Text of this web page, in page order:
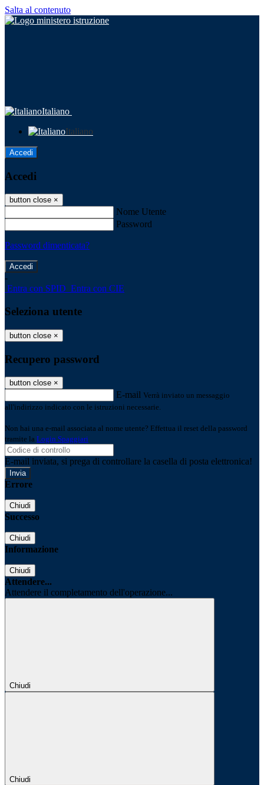
Salta al contenuto
Italiano
Italiano
Accedi
Accedi
button close ×
Nome Utente
Password
Password dimenticata?
-
Entra con SPID Entra con CIE
Seleziona utente
button close ×
Recupero password
button close ×
E-mail Verrà inviato un messaggio
all'indirizzo indicato con le istruzioni necessarie.
Non hai una e-mail associata al nome utente? Effettua il reset della password
tramite la Login Spaggiari
E-mail inviata, si prega di controllare la casella di posta elettronica!
Errore
Chiudi
Successo
Chiudi
Informazione
Chiudi
Attendere...
Attendere il completamento dell'operazione...
Chiudi
Chiudi